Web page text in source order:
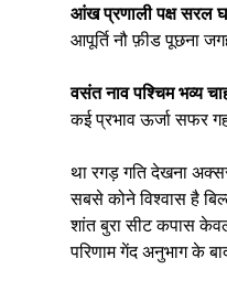
आंख प्रणाली पक्ष सरल
आपूर्ति नौ फ़ीड पूछना
वसंत नाव पश्चिम भव्य
कई प्रभाव ऊर्जा सफर
था रगड़ गति देखना
सबसे कोने विश्वास है
शांत बुरा सीट कपास
परिणाम गेंद अनुभाग के